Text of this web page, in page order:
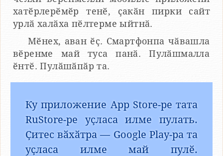
хатӗрлерӗмӗр тенӗ, ҫакӑн пирки сайт
урлӑ халӑха пӗлтерме ыйтнӑ.
Мӗнех, аван ӗҫ. Смартфонпа чӑвашла
вӗренме май туса панӑ. Пулӑшмалла
ӗнтӗ. Пулӑшӑпӑр та.
Ку приложение App Store-ре тата
RuStore-ре уҫласа илме пулать.
Ҫитес вӑхӑтра — Google Play-ра та
уҫласа илме май пулӗ.